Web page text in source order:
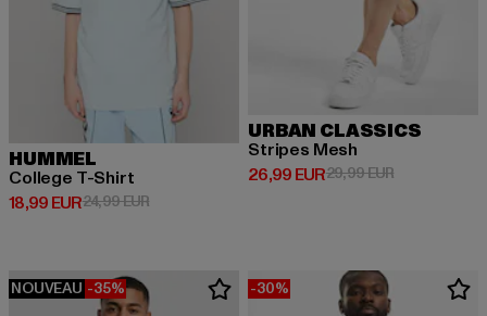
HUMMEL
College T-Shirt
18,99 EUR
Prix courant: 18,99 EUR
24,99 EURPrix en promotion: 24,99 EUR
URBAN CLASSICS
Stripes Mesh
26,99 EUR
Prix courant: 26,99 EUR
29,99 EURPrix en
NOUVEAU -35% -30%